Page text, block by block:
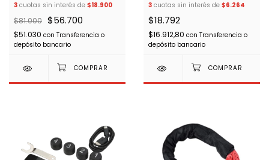
3 cuotas sin interés de $18.900
$81.000 $56.700
$51.030 con Transferencia o
depósito bancario
3 cuotas sin interés de $6.264
$18.792
$16.912,80 con Transferencia o
depósito bancario